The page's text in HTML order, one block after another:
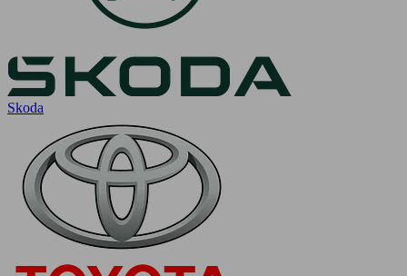
Skoda